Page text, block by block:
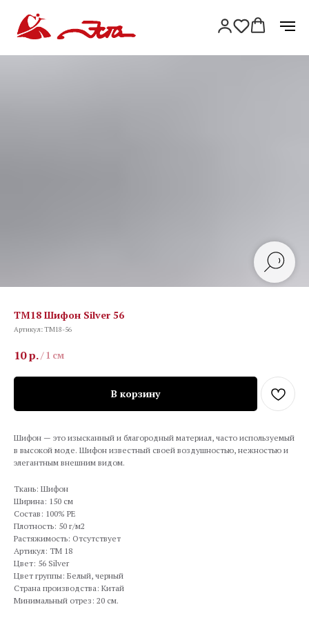
TM18 Шифон Silver 56
Артикул:TM18-56
10р./ 1 см
В корзину
Шифон — это изысканный и благородный материал, часто используемый
в высокой моде. Шифон известный своей воздушностью, нежностью и
элегантным внешним видом.
Ткань: Шифон
Ширина: 150 см
Состав: 100% PE
Плотность: 50 г/м2
Растяжимость: Отсутствует
Артикул: TM 18
Цвет: 56 Silver
Цвет группы: Белый, черный
Страна производства: Китай
Минимальный отрез: 20 см.